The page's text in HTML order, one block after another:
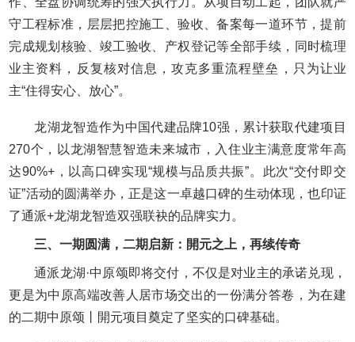
守工程标准，层层把控施工、验收、备案每一道环节，提前
完成规划核验、竣工验收、产权登记等全部手续，同时梳理
业主资料，反复核对信息，攻克多重流程壁垒，只为让业
主“住得安心、放心”。
龙湖龙智造作为中国代建品牌10强，累计获取代建项目
270个，以龙湖智慧智造未来城市，入住业主满意度常年高
达90%+，以高口碑实现“规模与品质共振”。此次“交付即交
证”活动的圆满举办，正是这一卓越口碑的生动体现，也印证
了通派+龙湖龙智造双强联袂的品牌实力。
三、一期圆满，二期启新：開元之上，再续传奇
通派龙湖·中原颂即将交付，不仅是对业主的承诺兑现，
更是为中原高端改善人居市场交出的一份满分答卷，为在建
的二期中原颂丨開元项目奠定了坚实的口碑基础。